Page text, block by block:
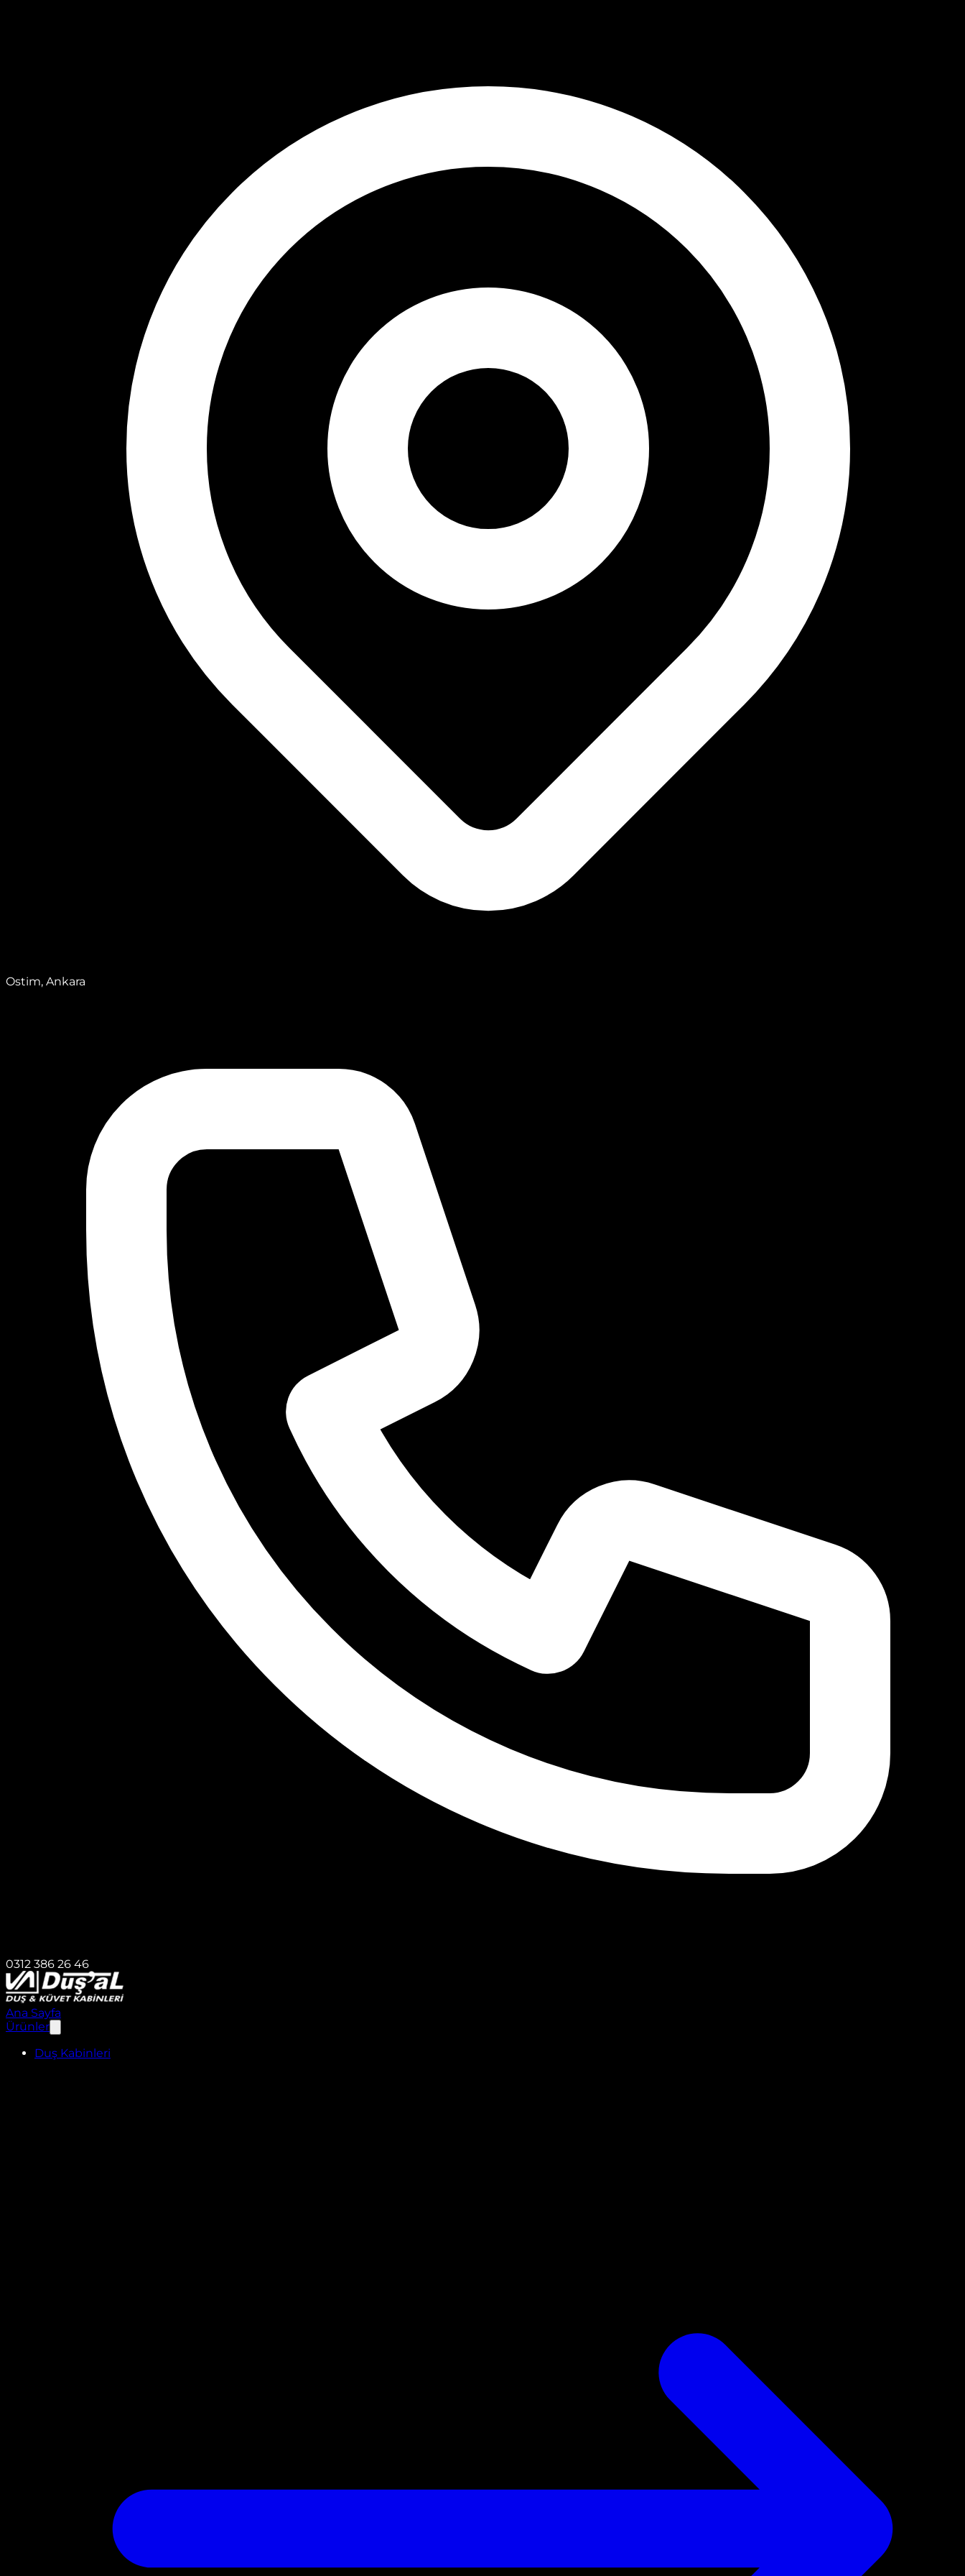
Ostim, Ankara
0312 386 26 46
Ana Sayfa
Ürünler
Duş Kabinleri